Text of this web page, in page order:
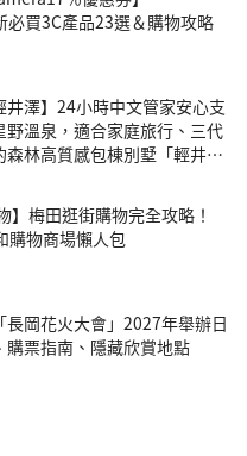
必買3C產品23選＆購物攻略
井澤】24小時中文管家安心支
野溫泉，適合家庭旅行、三代
森林高質感包棟別墅「輕井澤
】梅田逛街購物完全攻略！
購物商場懶人包
長岡花火大會」2027年舉辦日
購票指南、隱藏欣賞地點